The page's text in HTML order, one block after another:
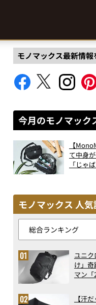
モノマックス最新情報
今月のモノマック
【
て中身
「じゃ
モノマックス 人
ユニ
け」奇
マン
ト3】
【汗